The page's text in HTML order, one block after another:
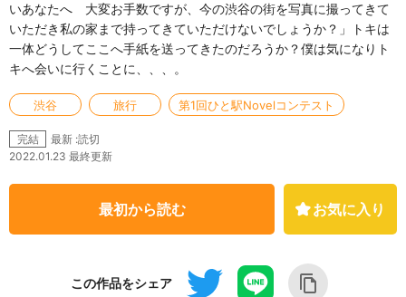
いあなたへ 大変お手数ですが、今の渋谷の街を写真に撮ってきて
いただき私の家まで持ってきていただけないでしょうか？」トキは
一体どうしてここへ手紙を送ってきたのだろうか？僕は気になりト
キへ会いに行くことに、、、。
渋谷 旅行 第1回ひと駅Novelコンテスト
完結
最新 :読切
2022.01.23 最終更新
最初から読む お気に入り
この作品をシェア